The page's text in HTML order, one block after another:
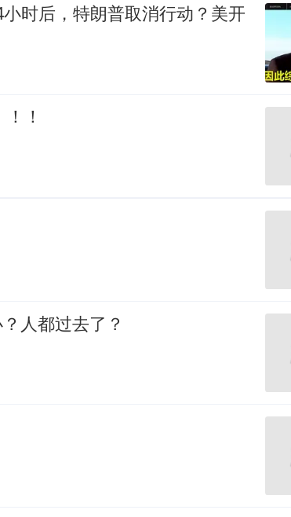
时后，特朗普取消行动？美开
！
人都过去了？